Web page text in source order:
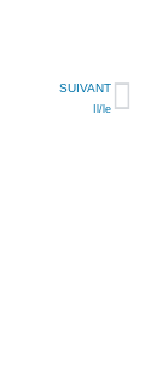
SUIVANT
Il/le